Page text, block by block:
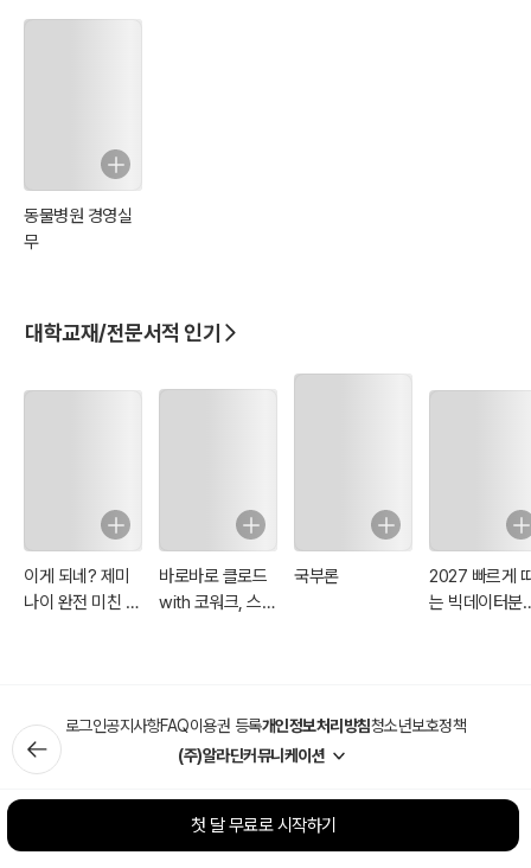
동물병원 경영실
무
대학교재/전문서적 인기
이게 되네? 제미
나이 완전 미친 활
바로바로 클로드
with 코워크, 스
국부론
2027 빠르게
는 빅데이터분
로그인공지사항FAQ이용권 등록개인정보처리방침청소년보호정책
(주)알라딘커뮤니케이션
첫 달 무료로 시작하기